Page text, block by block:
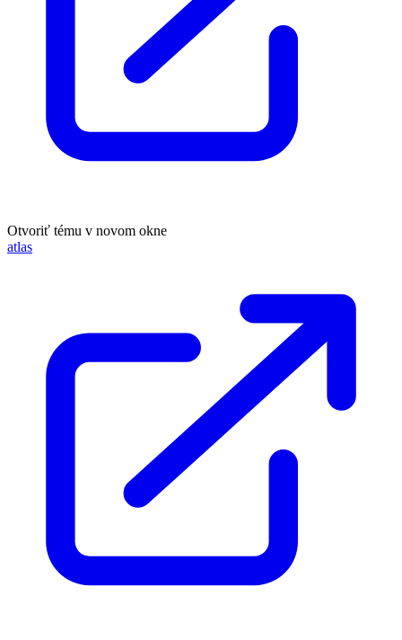
Otvoriť tému v novom okne
atlas